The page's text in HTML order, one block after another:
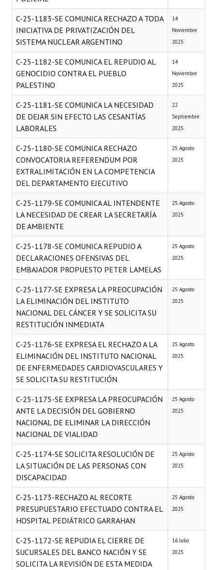
C-25-1183-SE COMUNICA RECHAZO A TODA
INICIATIVA DE PRIVATIZACIÓN DEL
SISTEMA NUCLEAR ARGENTINO
14
Noviembre
2025
C-25-1182-SE COMUNICA EL REPUDIO AL
GENOCIDIO CONTRA EL PUEBLO
PALESTINO
14
Noviembre
2025
C-25-1181-SE COMUNICA LA NECESIDAD
DE DEJAR SIN EFECTO LAS CESANTÍAS
LABORALES
22
Septiembre
2025
C-25-1180-SE COMUNICA RECHAZO
CONVOCATORIA REFERENDUM POR
EXTRALIMITACIÓN EN LA COMPETENCIA
DEL DEPARTAMENTO EJECUTIVO
25 Agosto
2025
C-25-1179-SE COMUNICA AL INTENDENTE
LA NECESIDAD DE CREAR LA SECRETARÍA
DE AMBIENTE
25 Agosto
2025
C-25-1178-SE COMUNICA REPUDIO A
DECLARACIONES OFENSIVAS DEL
EMBAJADOR PROPUESTO PETER LAMELAS
25 Agosto
2025
C-25-1177-SE EXPRESA LA PREOCUPACIÓN
LA ELIMINACIÓN DEL INSTITUTO
NACIONAL DEL CÁNCER Y SE SOLICITA SU
RESTITUCIÓN INMEDIATA
25 Agosto
2025
C-25-1176-SE EXPRESA EL RECHAZO A LA
ELIMINACIÓN DEL INSTITUTO NACIONAL
DE ENFERMEDADES CARDIOVASCULARES Y
SE SOLICITA SU RESTITUCIÓN
25 Agosto
2025
C-25-1175-SE EXPRESA LA PREOCUPACIÓN
ANTE LA DECISIÓN DEL GOBIERNO
NACIONAL DE ELIMINAR LA DIRECCIÓN
NACIONAL DE VIALIDAD
25 Agosto
2025
C-25-1174-SE SOLICITA RESOLUCIÓN DE
LA SITUACIÓN DE LAS PERSONAS CON
DISCAPACIDAD
25 Agosto
2025
C-25-1173-RECHAZO AL RECORTE
PRESUPUESTARIO EFECTUADO CONTRA EL
HOSPITAL PEDIÁTRICO GARRAHAN
25 Agosto
2025
C-25-1172-SE REPUDIA EL CIERRE DE
SUCURSALES DEL BANCO NACIÓN Y SE
SOLICITA LA REVISIÓN DE ESTA MEDIDA
16 Julio
2025